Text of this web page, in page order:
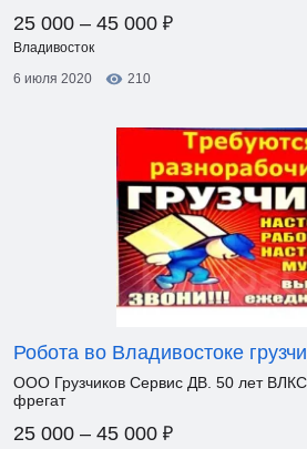
25 000 – 45 000 ₽
Владивосток
6 июля 2020
210
Робота во Владивостоке
ООО Грузчиков Сервис ДВ. 50 лет
фрегат
25 000 – 45 000 ₽